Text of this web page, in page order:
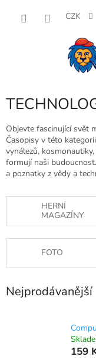
CZK
Objevte fascinující svět
Časopisy v této
vynálezů,
formují naši
a poznatky z vědy a
HERNÍ
MAGAZÍNY
FOTO
Nejprodávanější
159